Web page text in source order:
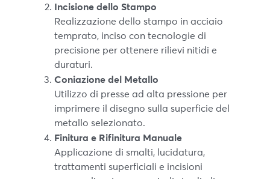
Incisione dello Stampo
Realizzazione dello stampo in acciaio
temprato, inciso con tecnologie di
precisione per ottenere rilievi nitidi e
duraturi.
Coniazione del Metallo
Utilizzo di presse ad alta pressione per
imprimere il disegno sulla superficie del
metallo selezionato.
Finitura e Rifinitura Manuale
Applicazione di smalti, lucidatura,
trattamenti superficiali e incisioni